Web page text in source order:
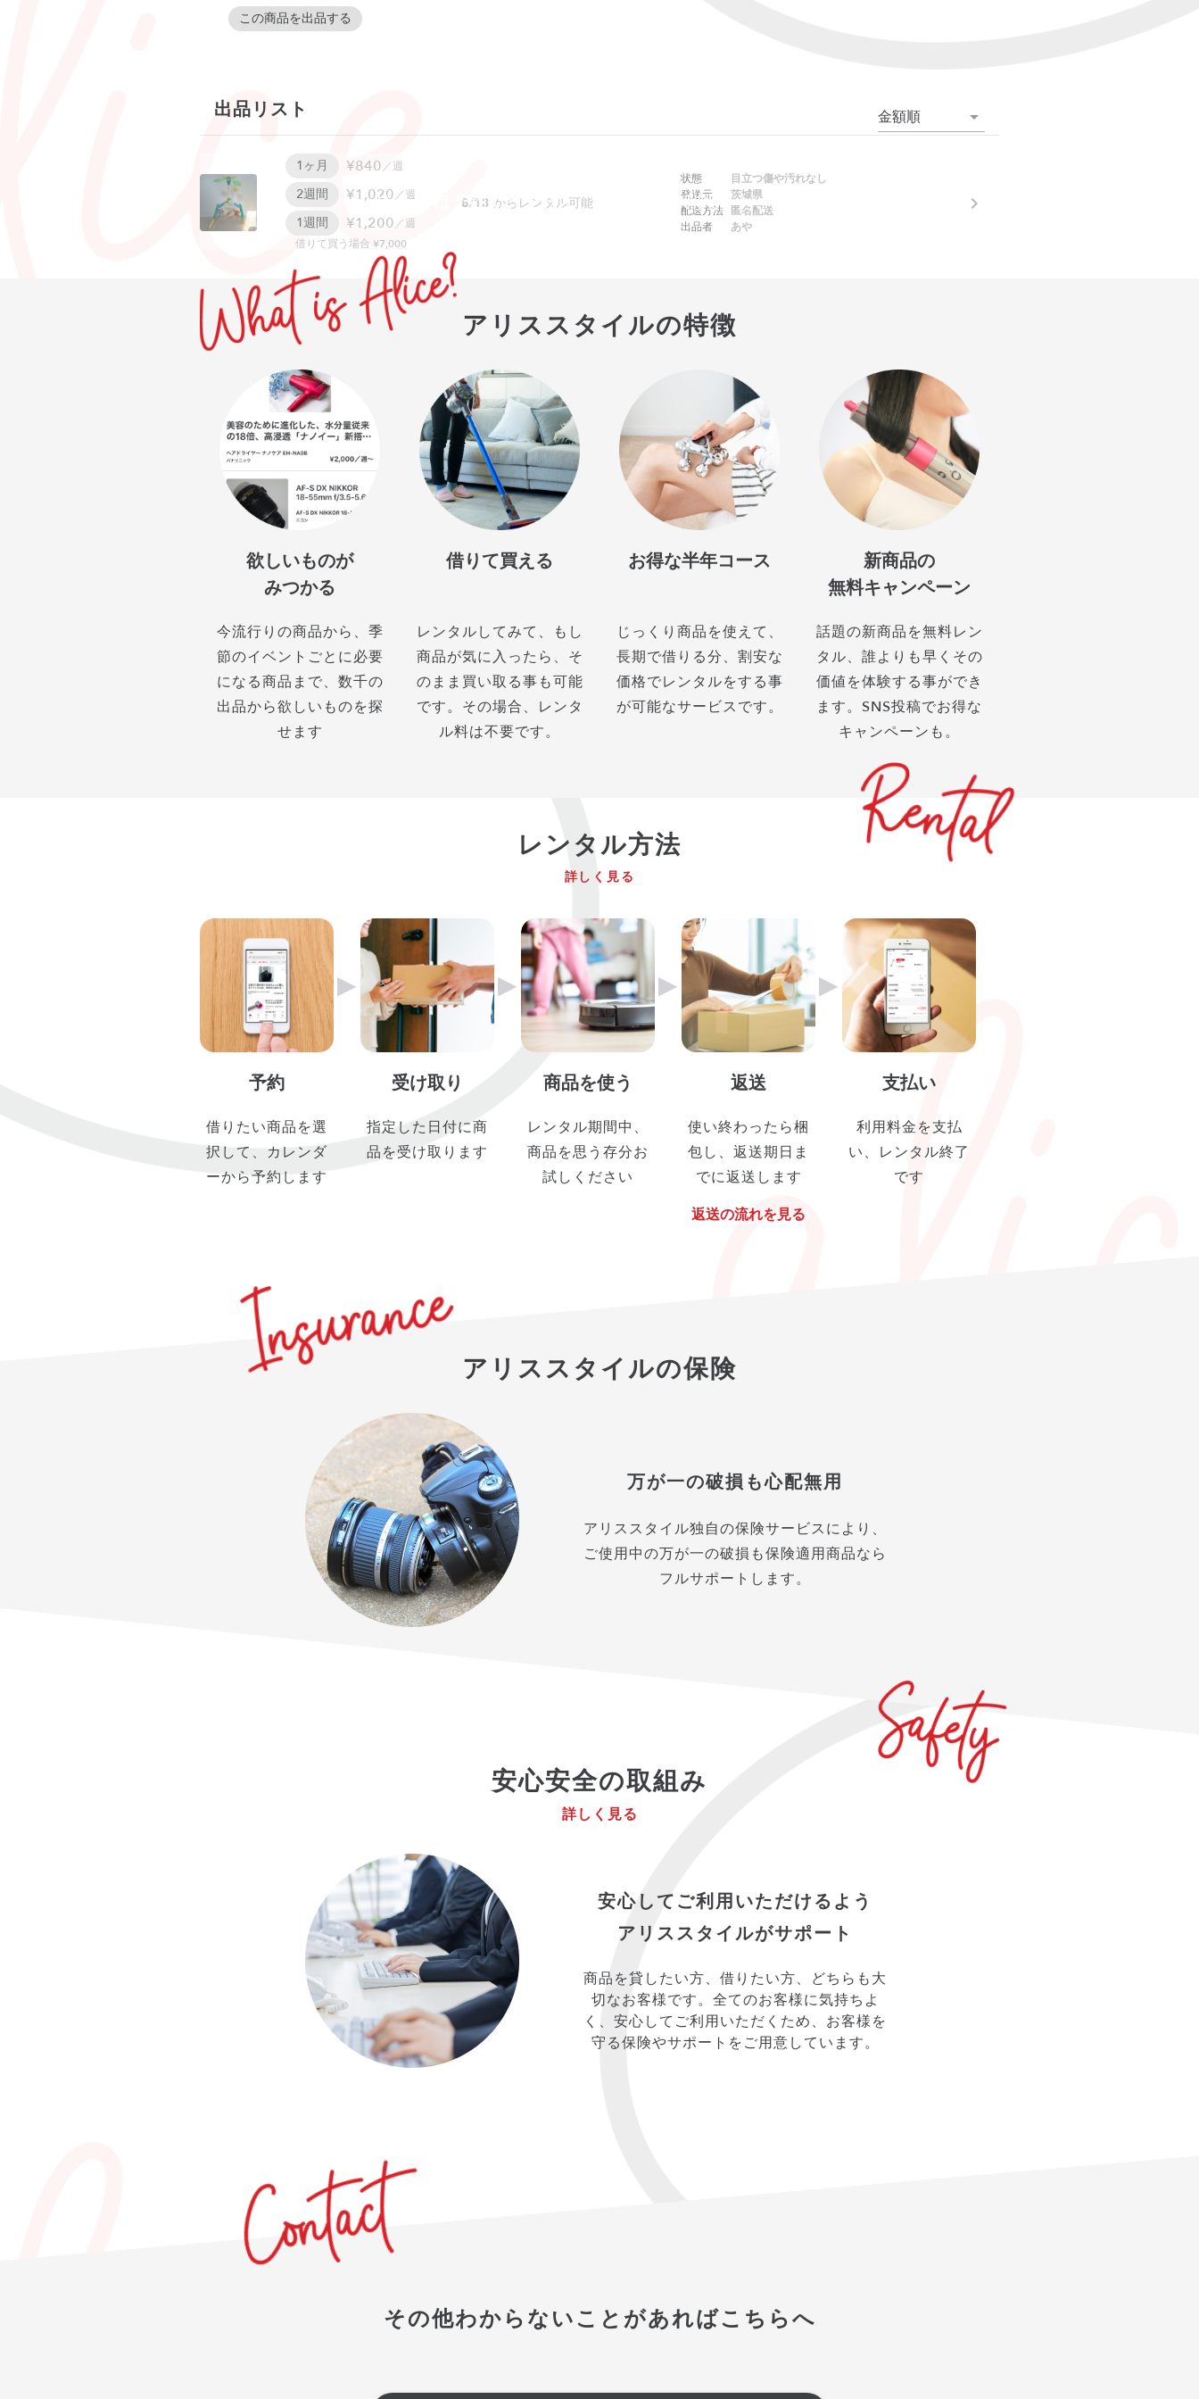
この商品を出品する
出品リスト 金額順
Webでは予約できません。アプリをご利用ください。
1ヶ月 ¥840／週
2週間 ¥1,020／週
1週間 ¥1,200／週
借りて買う場合 ¥7,000
8/13 からレンタル可能
状態
発送元
配送方法
出品者
目立つ傷や汚れなし
茨城県
匿名配送
あや
アリススタイルの特徴
欲しいものが
みつかる
今流行りの商品から、季
節のイベントごとに必要
になる商品まで、数千の
出品から欲しいものを探
せます
借りて買える
レンタルしてみて、もし
商品が気に入ったら、そ
のまま買い取る事も可能
です。その場合、レンタ
ル料は不要です。
お得な半年コース
じっくり商品を使えて、
長期で借りる分、割安な
価格でレンタルをする事
が可能なサービスです。
新商品の
無料キャンペーン
話題の新商品を無料レン
タル、誰よりも早くその
価値を体験する事ができ
ます。SNS投稿でお得な
キャンペーンも。
レンタル方法
詳しく見る
予約
借りたい商品を選
択して、カレンダ
ーから予約します
▶︎
受け取り
指定した日付に商
品を受け取ります
▶︎
商品を使う
レンタル期間中、
商品を思う存分お
試しください
▶︎
返送
使い終わったら梱
包し、返送期日ま
でに返送します
返送の流れを見る
▶︎
支払い
利用料金を支払
い、レンタル終了
です
アリススタイルの保険
万が一の破損も心配無用
アリススタイル独自の保険サービスにより、
ご使用中の万が一の破損も保険適用商品なら
フルサポートします。
安心安全の取組み
詳しく見る
安心してご利用いただけるよう
アリススタイルがサポート
商品を貸したい方、借りたい方、どちらも大
切なお客様です。全てのお客様に気持ちよ
く、安心してご利用いただくため、お客様を
守る保険やサポートをご用意しています。
その他わからないことがあればこちらへ